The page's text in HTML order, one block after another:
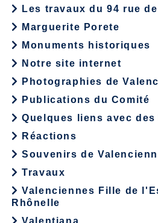
Les travaux du 94 rue
Marguerite Porete
Monuments historiques
Notre site internet
Photographies de
Publications du Comité
Quelques liens avec
Réactions
Souvenirs de
Travaux
Valenciennes Fille de
Rhônelle
Valentiana